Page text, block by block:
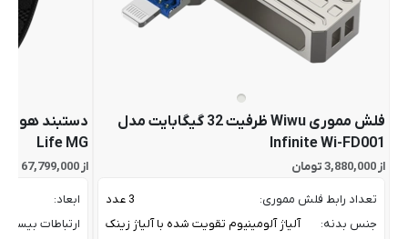
فلش مموری Wiwu ظرفیت 32 گیگابایت مدل
Infinite Wi-FD001
از 3,880,000 تومان
تعداد رابط فلش مموری:
3 عدد
جنس بدنه:
آلیاژ آلومینیوم تقویت شده با آلیاژ زینک
Life MG
از 67,799,000 تومان
ابعاد:
ارتباطات بیسیم: